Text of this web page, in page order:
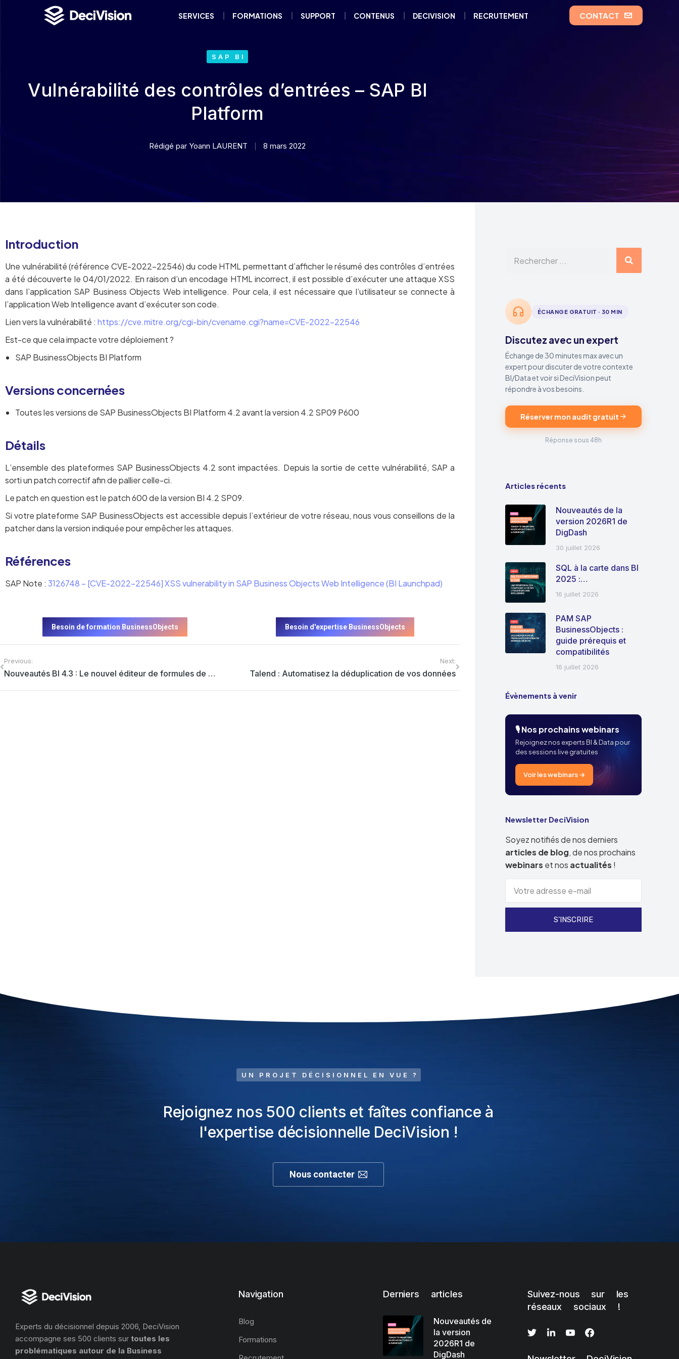
SERVICES FORMATIONS SUPPORT CONTENUS DECIVISION RECRUTEMENT CONTACT
SAP BI
Vulnérabilité des contrôles d’entrées – SAP BI
Platform
Rédigé par Yoann LAURENT 8 mars 2022
Introduction
Une vulnérabilité (référence CVE-2022-22546) du code HTML permettant d’afficher le résumé des contrôles d’entrées
a été découverte le 04/01/2022. En raison d’un encodage HTML incorrect, il est possible d’exécuter une attaque XSS
dans l’application SAP Business Objects Web intelligence. Pour cela, il est nécessaire que l’utilisateur se connecte à
l’application Web Intelligence avant d’exécuter son code.
Lien vers la vulnérabilité : https://cve.mitre.org/cgi-bin/cvename.cgi?name=CVE-2022-22546
Est-ce que cela impacte votre déploiement ?
SAP BusinessObjects BI Platform
Versions concernées
Toutes les versions de SAP BusinessObjects BI Platform 4.2 avant la version 4.2 SP09 P600
Détails
L’ensemble des plateformes SAP BusinessObjects 4.2 sont impactées. Depuis la sortie de cette vulnérabilité, SAP a
sorti un patch correctif afin de pallier celle-ci.
Le patch en question est le patch 600 de la version BI 4.2 SP09.
Si votre plateforme SAP BusinessObjects est accessible depuis l’extérieur de votre réseau, nous vous conseillons de la
patcher dans la version indiquée pour empêcher les attaques.
Références
SAP Note : 3126748 – [CVE-2022-22546] XSS vulnerability in SAP Business Objects Web Intelligence (BI Launchpad)
Besoin de formation BusinessObjects Besoin d'expertise BusinessObjects
Previous:
Nouveautés BI 4.3 : Le nouvel éditeur de formules de Web Intelligence
Next:
Talend : Automatisez la déduplication de vos données
ÉCHANGE GRATUIT · 30 MIN
Discutez avec un expert
Échange de 30 minutes max avec un
expert pour discuter de votre contexte
BI/Data et voir si DeciVision peut
répondre à vos besoins.
Réserver mon audit gratuit
Réponse sous 48h
Articles récents
Nouveautés de la
version 2026R1 de
DigDash
30 juillet 2026
SQL à la carte dans BI
2025 :…
16 juillet 2026
PAM SAP
BusinessObjects :
guide prérequis et
compatibilités
16 juillet 2026
Évènements à venir
🎙️ Nos prochains webinars
Rejoignez nos experts BI & Data pour
des sessions live gratuites
Voir les webinars →
Newsletter DeciVision
Soyez notifiés de nos derniers
articles de blog, de nos prochains
webinars et nos actualités !
S'INSCRIRE
UN PROJET DÉCISIONNEL EN VUE ?
Rejoignez nos 500 clients et faîtes confiance à
l'expertise décisionnelle DeciVision !
Nous contacter
Experts du décisionnel depuis 2006, DeciVision
accompagne ses 500 clients sur toutes les
problématiques autour de la Business
Navigation
Blog
Formations
Derniers articles
Nouveautés de
la version
2026R1 de
DigDash
Suivez-nous sur les
réseaux sociaux !